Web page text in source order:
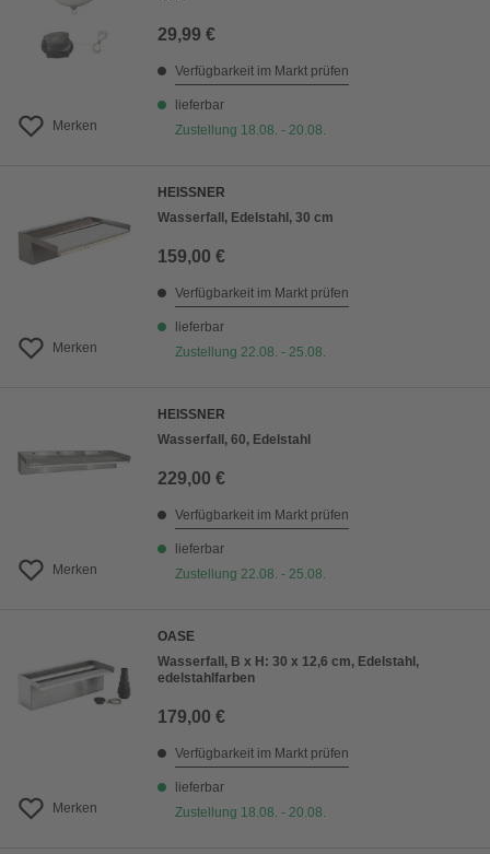
Merken
29,99 €
Verfügbarkeit im Markt prüfen
lieferbar
Zustellung 18.08. - 20.08.
Merken
HEISSNER
Wasserfall, Edelstahl, 30 cm
159,00 €
Verfügbarkeit im Markt prüfen
lieferbar
Zustellung 22.08. - 25.08.
Merken
HEISSNER
Wasserfall, 60, Edelstahl
229,00 €
Verfügbarkeit im Markt prüfen
lieferbar
Zustellung 22.08. - 25.08.
Merken
OASE
Wasserfall, B x H: 30 x 12,6 cm, Edelstahl,
edelstahlfarben
179,00 €
Verfügbarkeit im Markt prüfen
lieferbar
Zustellung 18.08. - 20.08.